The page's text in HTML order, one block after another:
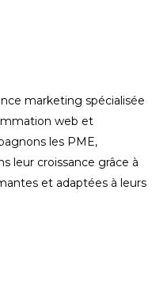
marketing spécialisée
web et
les PME,
leur croissance grâce à
et adaptées à leurs